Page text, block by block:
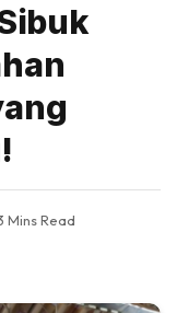
Mins Read